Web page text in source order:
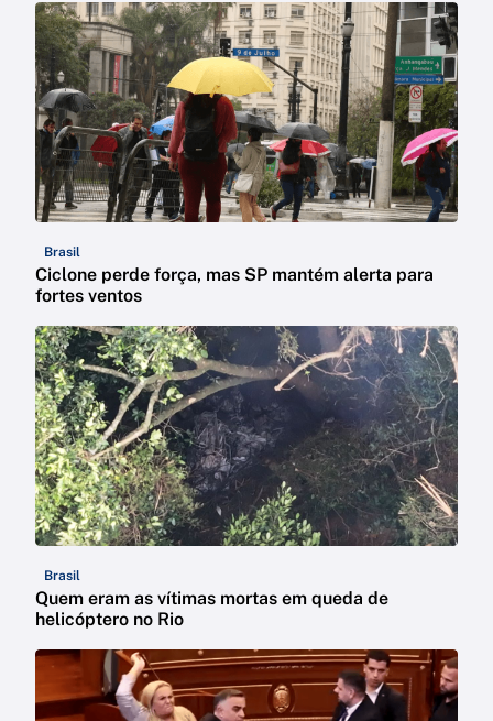
Brasil
Ciclone perde força, mas SP mantém alerta para
fortes ventos
Brasil
Quem eram as vítimas mortas em queda de
helicóptero no Rio